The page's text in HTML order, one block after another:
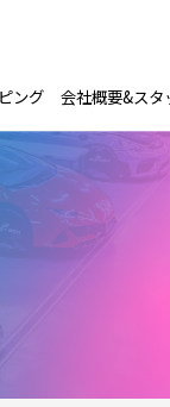
ング 会社概要&スタ